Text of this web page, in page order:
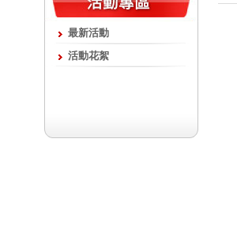
最新活動
活動花絮